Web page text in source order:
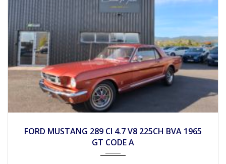
FORD F150 5.0 V8 395CH SUPERCREW LARIAT FX4